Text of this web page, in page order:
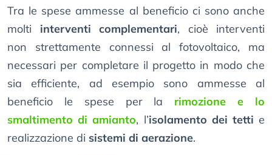
Tra le spese ammesse al beneficio ci sono anche
molti interventi complementari, cioè interventi
non strettamente connessi al fotovoltaico, ma
necessari per completare il progetto in modo che
sia efficiente, ad esempio sono ammesse al
beneficio le spese per la rimozione e lo
smaltimento di amianto, l’isolamento dei tetti e
realizzazione di sistemi di aerazione.